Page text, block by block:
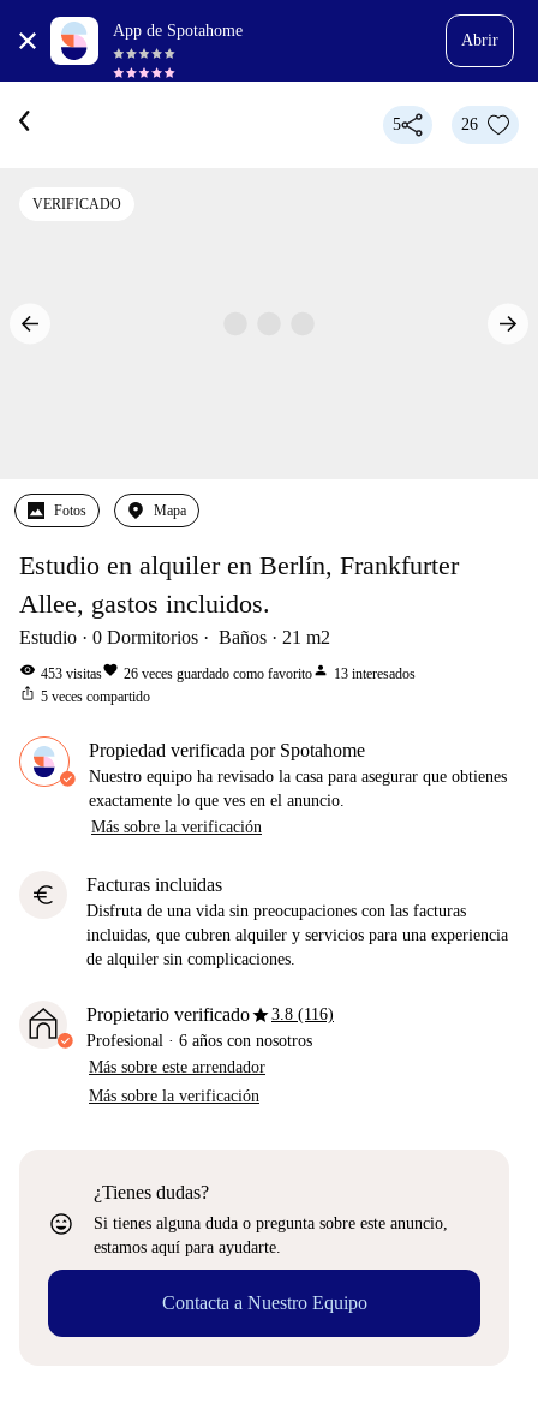
App de Spotahome
Abrir
5 26
VERIFICADO
Fotos Mapa
Estudio en alquiler en Berlín, Frankfurter
Allee, gastos incluidos.
Estudio 0 Dormitorios Baños 21 m2
visibility 453 visitasfavorite 26 veces guardado como favoritoperson 13 interesados
ios_share 5 veces compartido
Propiedad verificada por Spotahome
Nuestro equipo ha revisado la casa para asegurar que obtienes
exactamente lo que ves en el anuncio.
Más sobre la verificación
euro Facturas incluidas
Disfruta de una vida sin preocupaciones con las facturas
incluidas, que cubren alquiler y servicios para una experiencia
de alquiler sin complicaciones.
Propietario verificadostar3.8 (116)
Profesional · 6 años con nosotros
Más sobre este arrendador
Más sobre la verificación
sentiment_very_satisfied
¿Tienes dudas?
Si tienes alguna duda o pregunta sobre este anuncio,
estamos aquí para ayudarte.
Contacta a Nuestro Equipo